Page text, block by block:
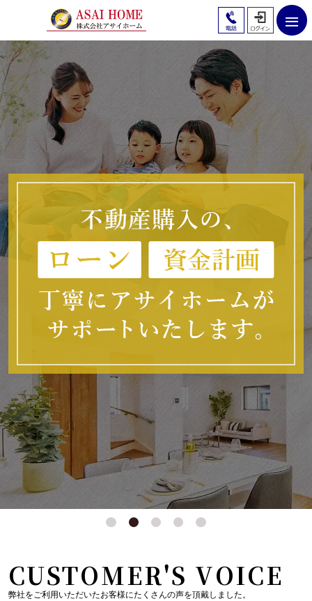
CUSTOMER'S VOICE
弊社をご利用いただいたお客様にたくさんの声を頂戴しました。